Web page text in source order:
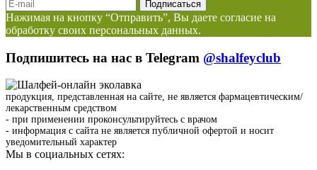
Нажимая на кнопку “Отправить”, Вы даете согласие на
обработку своих персональных данных.
Подпишитесь на нас в Telegram @shalfeyclub
продукция, представленная на сайте, не является фармацевтическим/
лекарственным средством
- при применении проконсультируйтесь с врачом
- информация с сайта не является публичной офертой и носит
уведомительный характер
Мы в социальных сетях: